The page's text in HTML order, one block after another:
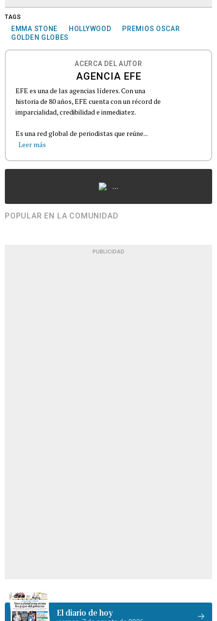
TAGS
EMMA STONE HOLLYWOOD
PREMIOS OSCAR
GOLDEN GLOBES
ACERCA DEL AUTOR
AGENCIA EFE
EFE es una de las agencias líderes. Con una
historia de 80 años, EFE cuenta con un récord de
imparcialidad, credibilidad e inmediatez.
Es una red global de periodistas que reúne...
Leer más
...
POPULAR EN LA COMUNIDAD
PUBLICIDAD
El diario de hoy